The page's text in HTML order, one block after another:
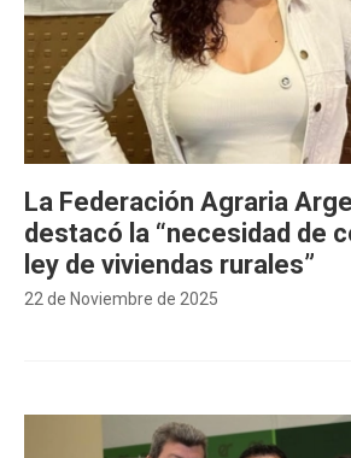
22 de Noviembre de 2025
La Federación Agraria
destacó la “necesidad de
ley de viviendas rurales”